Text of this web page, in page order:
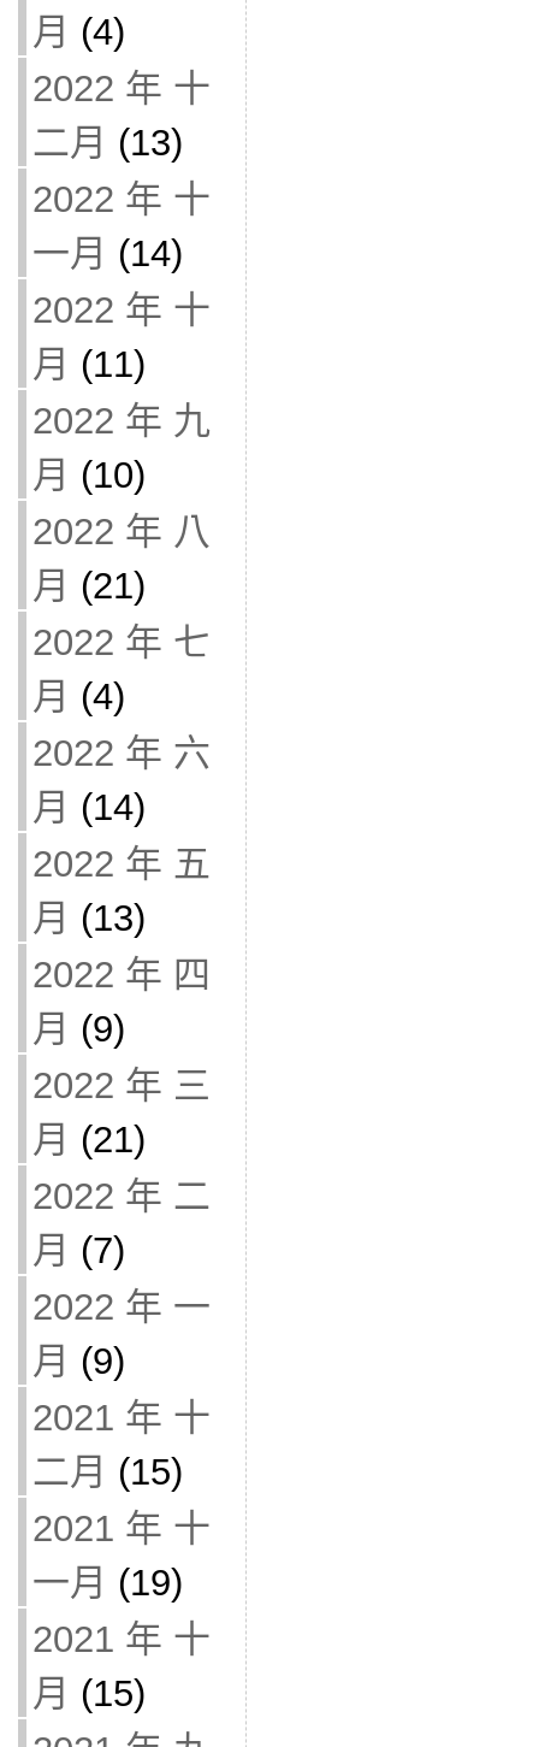
月 (4)
2022 年 十
二月 (13)
2022 年 十
一月 (14)
2022 年 十
月 (11)
2022 年 九
月 (10)
2022 年 八
月 (21)
2022 年 七
月 (4)
2022 年 六
月 (14)
2022 年 五
月 (13)
2022 年 四
月 (9)
2022 年 三
月 (21)
2022 年 二
月 (7)
2022 年 一
月 (9)
2021 年 十
二月 (15)
2021 年 十
一月 (19)
2021 年 十
月 (15)